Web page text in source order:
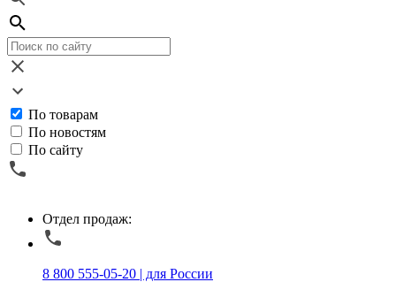
По товарам
По новостям
По сайту
Отдел продаж:
8 800 555-05-20 | для России